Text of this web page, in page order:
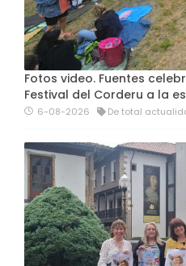
Fotos video. Fuentes
Festival del Corderu a la
6-08-2026 De total